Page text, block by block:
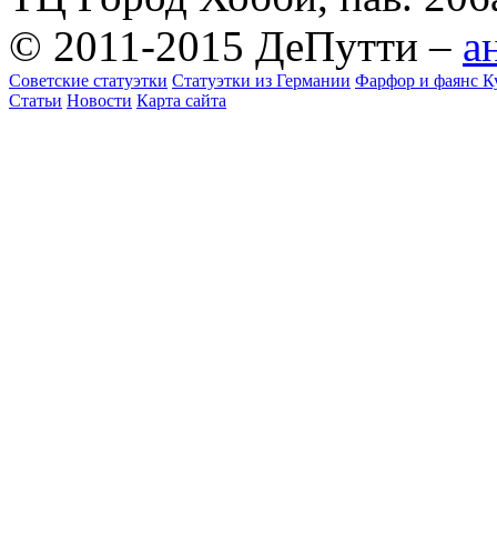
© 2011-2015 ДеПутти –
Советские статуэтки Статуэтки из Германии Фарфор и фаянс
Статьи Новости Карта сайта